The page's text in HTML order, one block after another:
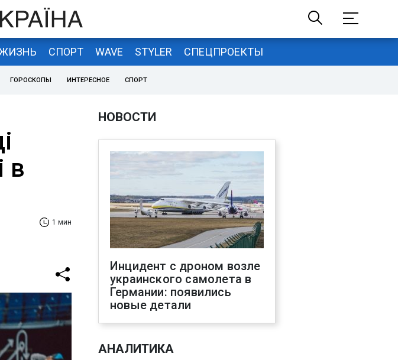
СПОРТ WAVE STYLER СПЕЦПРОЕКТЫ
ГОРОСКОПЫ ИНТЕРЕСНОЕ СПОРТ
в
1 мин
НОВОСТИ
Инцидент с дроном возле
украинского самолета в
Германии: появились
новые детали
АНАЛИТИКА